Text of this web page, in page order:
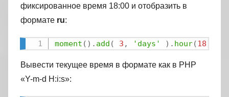
фиксированное время 18:00 и отобразить в
формате ru:
moment ( ) . add ( 3 , 'days' ) . hour(18)
Вывести текущее время в формате как в PHP
«Y-m-d H:i:s»: